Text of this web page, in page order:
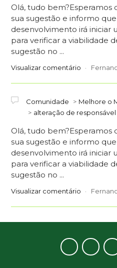
Olá, tudo bem?Esperamos
sua sugestão e informo
desenvolvimento irá iniciar
para verificar a viabilidade
sugestão no ...
Visualizar comentário
Comunidade
Melhore o
alteração de
Olá, tudo bem?Esperamos
sua sugestão e informo
desenvolvimento irá iniciar
para verificar a viabilidade
sugestão no ...
Visualizar comentário